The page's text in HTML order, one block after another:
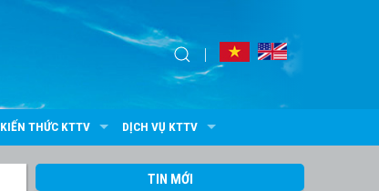
KIẾN THỨC KTTV DỊCH VỤ KTTV
TIN MỚI